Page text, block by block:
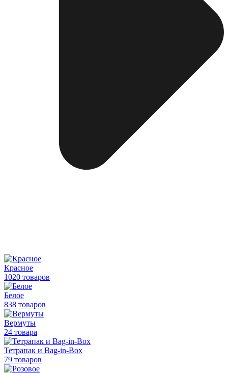
Красное
1020 товаров
Белое
838 товаров
Вермуты
24 товара
Тетрапак и Bag-in-Box
79 товаров